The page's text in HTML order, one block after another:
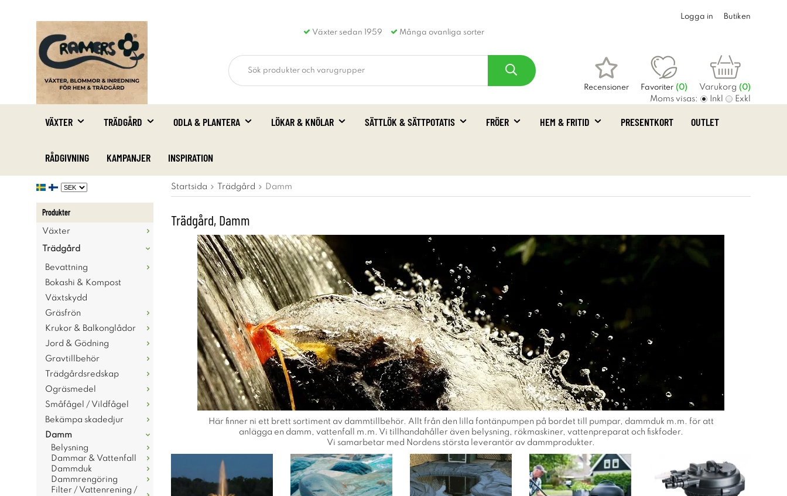
Växter sedan 1959 Många ovanliga sorter
Logga in Butiken
Recensioner Favoriter (0) Varukorg (0)
Moms visas: Inkl Exkl
VÄXTER TRÄDGÅRD ODLA & PLANTERA LÖKAR & KNÖLAR SÄTTLÖK & SÄTTPOTATIS FRÖER HEM & FRITID PRESENTKORT OUTLET
RÅDGIVNING KAMPANJER INSPIRATION
Produkter
Växter
Trädgård
Bevattning
Bokashi & Kompost
Växtskydd
Gräsfrön
Krukor & Balkonglådor
Jord & Gödning
Gravtillbehör
Trädgårdsredskap
Ogräsmedel
Småfågel / Vildfågel
Bekämpa skadedjur
Damm
Belysning
Dammar & Vattenfall
Dammduk
Dammrengöring
Filter / Vattenrening /
Startsida Trädgård Damm
Trädgård, Damm
Här finner ni ett brett sortiment av dammtillbehör. Allt från den lilla fontänpumpen på bordet till pumpar, dammduk m.m. för att
anlägga en damm, vattenfall m.m. Vi tillhandahåller även belysning, rökmaskiner, vattenpreparat och fiskfoder.
Vi samarbetar med Nordens största leverantör av dammprodukter.